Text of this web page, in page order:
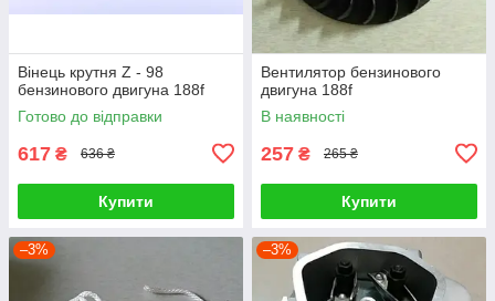
Вінець крутня Z - 98
бензинового двигуна 188f
Готово до відправки
617 ₴ 636 ₴
Купити
Вентилятор бензинового
двигуна 188f
В наявності
257 ₴ 265 ₴
Купити
–3% –3%